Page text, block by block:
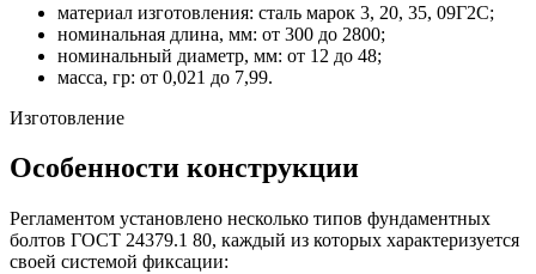
материал изготовления: сталь марок 3, 20, 35, 09Г2С;
номинальная длина, мм: от 300 до 2800;
номинальный диаметр, мм: от 12 до 48;
масса, гр: от 0,021 до 7,99.
Изготовление
Особенности конструкции
Регламентом установлено несколько типов фундаментных
болтов ГОСТ 24379.1 80, каждый из которых характеризуется
своей системой фиксации: